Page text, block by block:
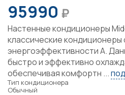
95990 ₽
Настенные кондиционеры
классические
энергоэффективности А.
быстро и эффективно
обеспечивая комфортн ...
Тип кондиционера
Обычный